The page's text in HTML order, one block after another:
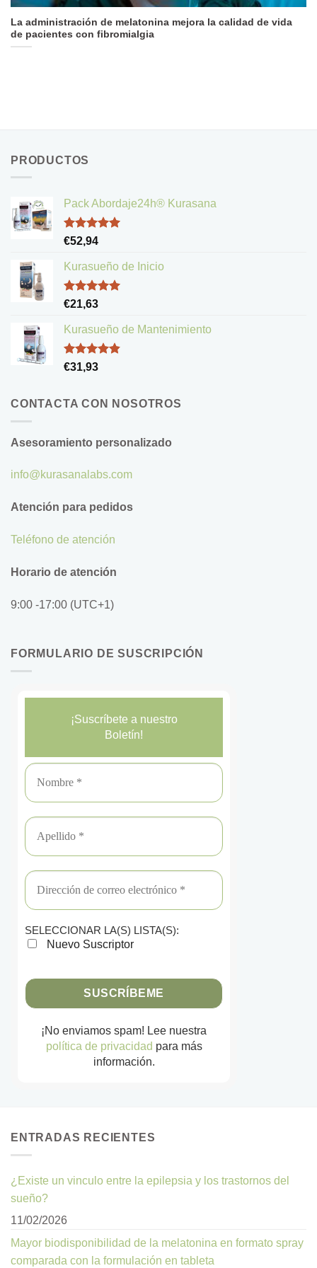
La administración de melatonina mejora la calidad de vida
de pacientes con fibromialgia
PRODUCTOS
Pack Abordaje24h® Kurasana
Valorado
de 5
€52,94
Kurasueño de Inicio
Valorado
de 5
€21,63
Kurasueño de Mantenimiento
Valorado
€31,93
CONTACTA CON NOSOTROS
Asesoramiento personalizado
info@kurasanalabs.com
Atención para pedidos
Teléfono de atención
Horario de atención
9:00 -17:00 (UTC+1)
FORMULARIO DE SUSCRIPCIÓN
¡Suscríbete a nuestro
Boletín!
SELECCIONAR LA(S) LISTA(S):
Nuevo Suscriptor
¡No enviamos spam! Lee nuestra
política de privacidad para más
información.
ENTRADAS RECIENTES
¿Existe un vinculo entre la epilepsia y los trastornos del
sueño?
11/02/2026
Mayor biodisponibilidad de la melatonina en formato spray
comparada con la formulación en tableta